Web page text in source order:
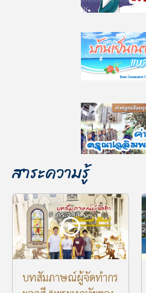
สาระความรู้
บทสัมภาษณ์ผู้จัดทำกร